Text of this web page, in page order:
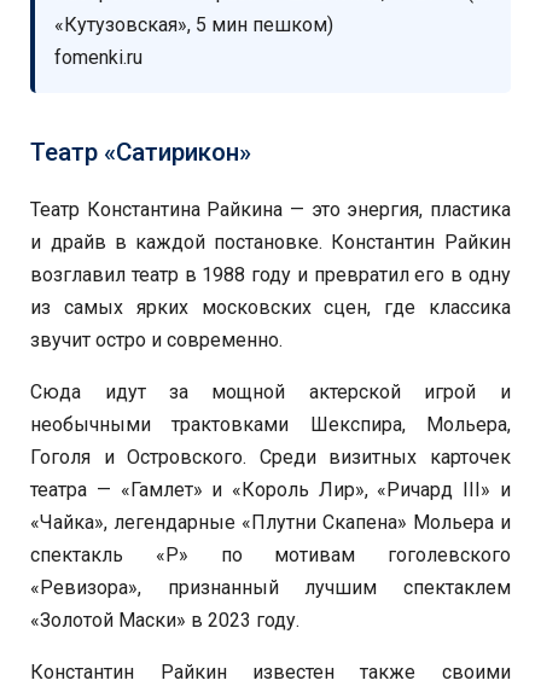
«Кутузовская», 5 мин пешком)
fomenki.ru
Театр «Сатирикон»
Театр Константина Райкина — это энергия, пластика
и драйв в каждой постановке. Константин Райкин
возглавил театр в 1988 году и превратил его в одну
из самых ярких московских сцен, где классика
звучит остро и современно.
Сюда идут за мощной актерской игрой и
необычными трактовками Шекспира, Мольера,
Гоголя и Островского. Среди визитных карточек
театра — «Гамлет» и «Король Лир», «Ричард III» и
«Чайка», легендарные «Плутни Скапена» Мольера и
спектакль «Р» по мотивам гоголевского
«Ревизора», признанный лучшим спектаклем
«Золотой Маски» в 2023 году.
Константин Райкин известен также своими